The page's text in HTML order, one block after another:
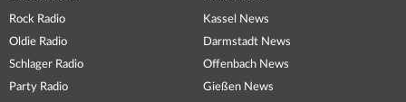
Rock Radio
Oldie Radio
Schlager Radio
Party Radio
Kassel News
Darmstadt News
Offenbach News
Gießen News